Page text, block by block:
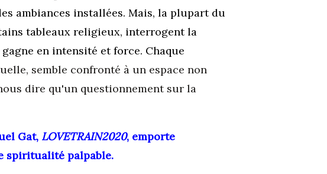
ambiances installées. Mais, la plupart du
tableaux religieux, interrogent la
en intensité et force. Chaque
semble confronté à un espace non
dire qu'un questionnement sur la
Gat, LOVETRAIN2020, emporte
spiritualité palpable.